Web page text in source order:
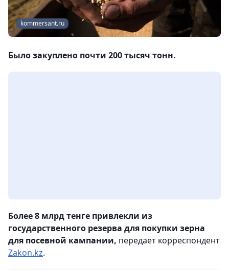
kommersant.ru
Было закуплено почти 200 тысяч тонн.
Более 8 млрд тенге привлекли из
государственного резерва для покупки зерна
для посевной кампании, передает корреспондент
Zakon.kz.